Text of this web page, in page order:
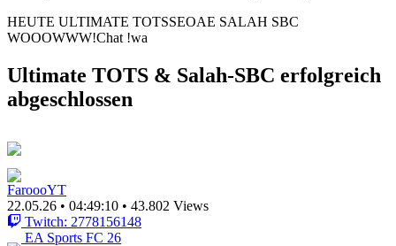
HEUTE ULTIMATE TOTSSEOAE SALAH SBC
WOOOWWW!Chat !wa
Ultimate TOTS & Salah-SBC erfolgreich
abgeschlossen
FaroooYT
22.05.26 • 04:49:10 • 43.802 Views
Twitch: 2778156148
EA Sports FC 26